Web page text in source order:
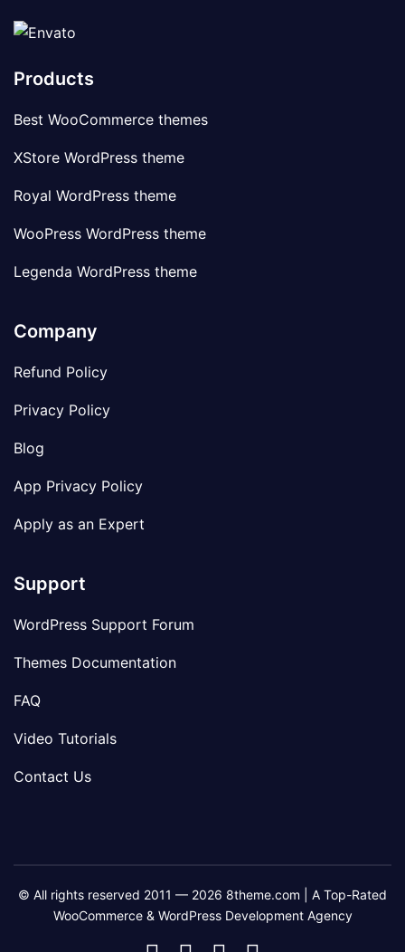
Products
Best WooCommerce themes
XStore WordPress theme
Royal WordPress theme
WooPress WordPress theme
Legenda WordPress theme
Company
Refund Policy
Privacy Policy
Blog
App Privacy Policy
Apply as an Expert
Support
WordPress Support Forum
Themes Documentation
FAQ
Video Tutorials
Contact Us
© All rights reserved 2011 — 2026 8theme.com | A Top-Rated
WooCommerce & WordPress Development Agency